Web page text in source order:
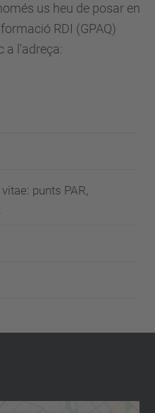
us heu de posar en
RDI (GPAQ)
a l'adreça:
punts PAR,